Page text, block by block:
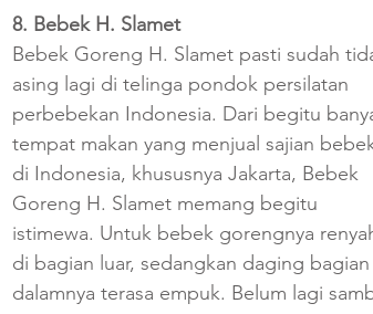
8. Bebek H. Slamet
Bebek Goreng H. Slamet pasti sudah
asing lagi di telinga pondok persilatan
perbebekan Indonesia. Dari begitu
tempat makan yang menjual sajian
di Indonesia, khususnya Jakarta, Bebek
Goreng H. Slamet memang begitu
istimewa. Untuk bebek gorengnya
di bagian luar, sedangkan daging bagian
dalamnya terasa empuk. Belum lagi